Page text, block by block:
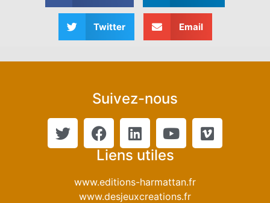
Twitter Email
Suivez-nous
Liens utiles
www.editions-harmattan.fr
www.desjeuxcreations.fr